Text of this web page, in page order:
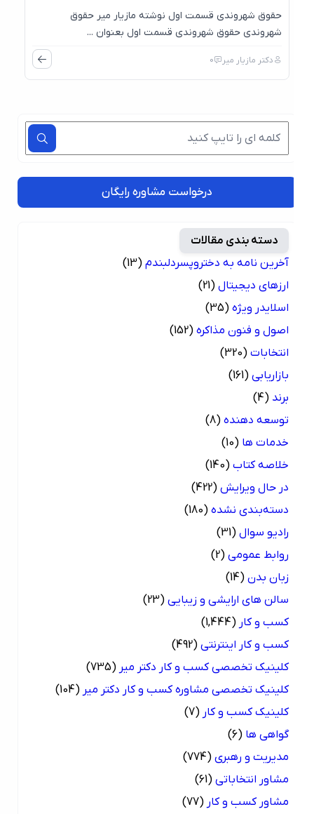
حقوق شهروندی قسمت اول نوشته مازیار میر حقوق
شهروندی حقوق شهروندی قسمت اول بعنوان ...
دکتر مازیار میر 0
درخواست مشاوره رایگان
دسته بندی مقالات
آخرین نامه به دختروپسردلبندم (13)
ارزهای دیجیتال (21)
اسلایدر ویژه (35)
اصول و فنون مذاکره (152)
انتخابات (320)
بازاریابی (161)
(4)
توسعه دهنده (8)
خدمات ها (10)
خلاصه کتاب (140)
در حال ویرایش (422)
دسته‌بندی نشده (180)
رادیو سوال (31)
روابط عمومی (2)
زبان بدن (14)
سالن های ارایشی و زیبایی (23)
کسب و کار (1,444)
کسب و کار اینترنتی (492)
کلینیک تخصصی کسب و کار دکتر میر (735)
کلینیک تخصصی مشاوره کسب و کار دکتر میر (104)
کلینیک کسب و کار (7)
گواهی ها (6)
مدیریت و رهبری (774)
مشاور انتخاباتی (61)
مشاور کسب و کار (77)